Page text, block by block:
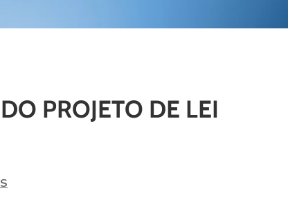
PROJETO DE LEI